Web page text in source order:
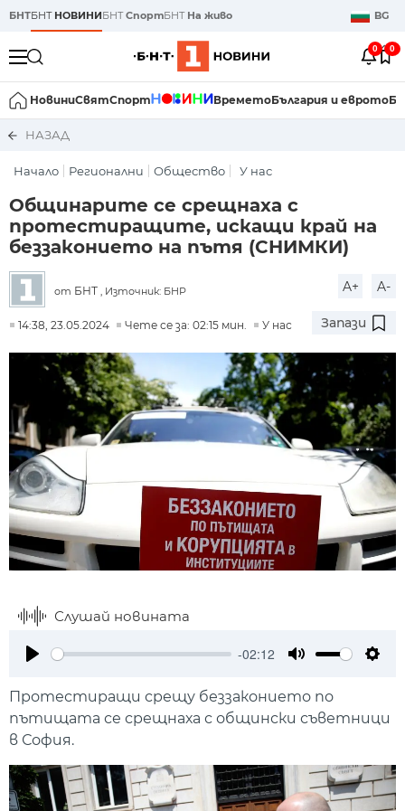
БНТБНТ НОВИНИБНТСпортБНТ На живо BG
0 0
НовиниСвятСпорт ВреметоБългария и еврото
НАЗАД
Начало Регионални Общество У нас
Общинарите се срещнаха с
протестиращите, искащи край на
беззаконието на пътя (СНИМКИ)
от БНТ , Източник: БНР A+ A-
14:38, 23.05.2024 Чете се за: 02:15 мин. У нас Запази
Слушай новината
-02:12
Протестиращи срещу беззаконието по
пътищата се срещнаха с общински съветници
в София.